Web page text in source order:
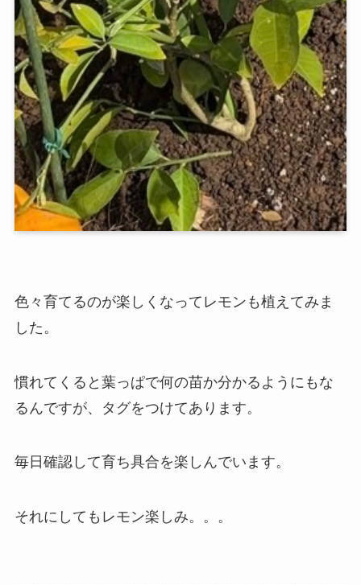
色々育てるのが楽しくなってレモンも植えてみま
した。
慣れてくると葉っぱで何の苗か分かるようにもな
るんですが、タグをつけてあります。
毎日確認して育ち具合を楽しんでいます。
それにしてもレモン楽しみ。。。